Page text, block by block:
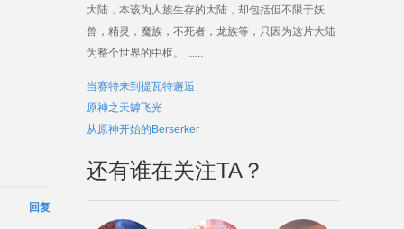
回复
大陆，本该为人族生存的大陆，却包括但不限于妖
兽，精灵，魔族，不死者，龙族等，只因为这片大陆
为整个世界的中枢。 ......
当赛特来到提瓦特邂逅
原神之天罅飞光
从原神开始的Berserker
还有谁在关注TA？